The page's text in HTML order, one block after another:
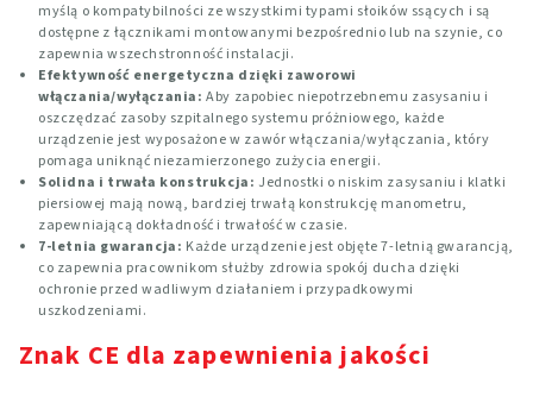
myślą o kompatybilności ze wszystkimi typami słoików ssących i są
dostępne z łącznikami montowanymi bezpośrednio lub na szynie, co
zapewnia wszechstronność instalacji.
Efektywność energetyczna dzięki zaworowi
włączania/wyłączania: Aby zapobiec niepotrzebnemu zasysaniu i
oszczędzać zasoby szpitalnego systemu próżniowego, każde
urządzenie jest wyposażone w zawór włączania/wyłączania, który
pomaga uniknąć niezamierzonego zużycia energii.
Solidna i trwała konstrukcja: Jednostki o niskim zasysaniu i klatki
piersiowej mają nową, bardziej trwałą konstrukcję manometru,
zapewniającą dokładność i trwałość w czasie.
7-letnia gwarancja: Każde urządzenie jest objęte 7-letnią gwarancją,
co zapewnia pracownikom służby zdrowia spokój ducha dzięki
ochronie przed wadliwym działaniem i przypadkowymi
uszkodzeniami.
Znak CE dla zapewnienia jakości